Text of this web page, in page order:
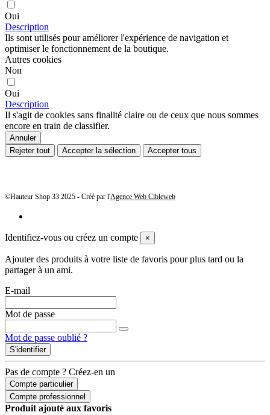
Oui
Description
Ils sont utilisés pour améliorer l'expérience de navigation et
optimiser le fonctionnement de la boutique.
Autres cookies
Non
Oui
Description
Il s'agit de cookies sans finalité claire ou de ceux que nous sommes
encore en train de classifier.
Annuler
Rejeter tout
Accepter la sélection Accepter tous
©Hauteur Shop 33 2025 - Créé par l'Agence Web Cibleweb
Identifiez-vous ou créez un compte ×
Ajouter des produits à votre liste de favoris pour plus tard ou la
partager à un ami.
E-mail
Mot de passe
Mot de passe oublié ?
S'identifier
Pas de compte ? Créez-en un
Compte particulier
Compte professionnel
Produit ajouté aux favoris